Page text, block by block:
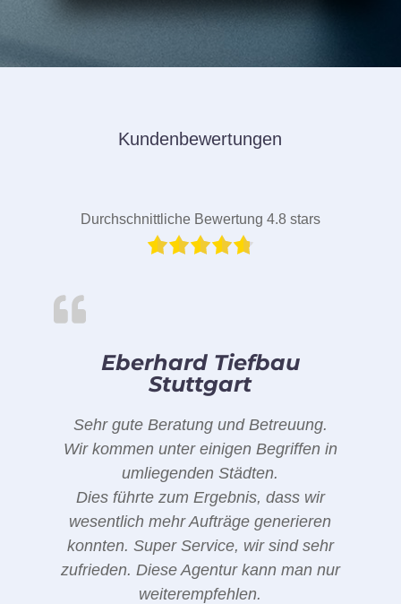
Kundenbewertungen
Durchschnittliche Bewertung 4.8 stars
Eberhard Tiefbau
Stuttgart
Sehr gute Beratung und Betreuung.
Wir kommen unter einigen Begriffen in
umliegenden Städten.
Dies führte zum Ergebnis, dass wir
wesentlich mehr Aufträge generieren
konnten. Super Service, wir sind sehr
zufrieden. Diese Agentur kann man nur
weiterempfehlen.